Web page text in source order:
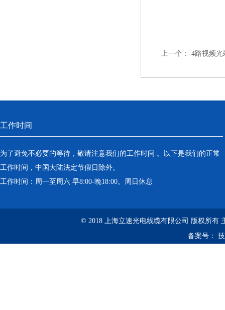
上一个： 4路视频光
工作时间
为了避免不必要的等待，敬请注意我们的工作时间 。以下是我们的正常
工作时间，中国大陆法定节假日除外。
工作时间：周一至周六 早8:00-晚18:00。周日休息
© 2018 上海立速光电线缆有限公司 版权所有
备案号：